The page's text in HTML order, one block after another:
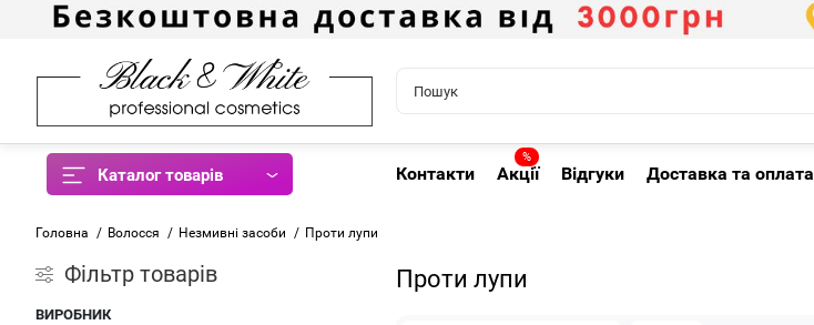
Каталог товарів Контакти
%
Акції Відгуки Доставка та оплата
Головна Волосся Незмивні засоби Проти лупи
Фiльтр товарів
ВИРОБНИК
Проти лупи